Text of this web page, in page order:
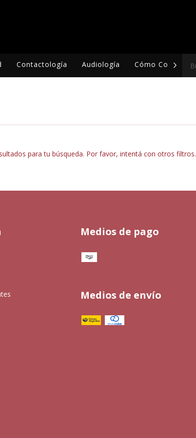
Contactología Audiología Cómo Comprar
para tu búsqueda. Por favor, intentá con otros filtros.
Medios de pago
Medios de envío